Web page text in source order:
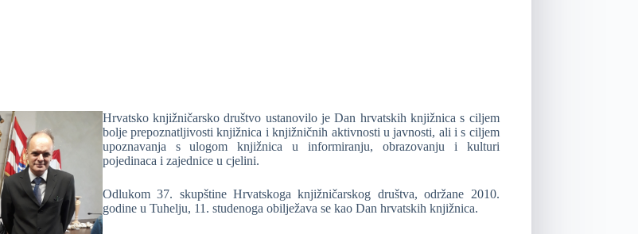
Hrvatsko knjižničarsko društvo ustanovilo je Dan hrvatskih knjižnica s ciljem
bolje prepoznatljivosti knjižnica i knjižničnih aktivnosti u javnosti, ali i s ciljem
upoznavanja s ulogom knjižnica u informiranju, obrazovanju i kulturi
pojedinaca i zajednice u cjelini.
Odlukom 37. skupštine Hrvatskoga knjižničarskog društva, održane 2010.
godine u Tuhelju, 11. studenoga obilježava se kao Dan hrvatskih knjižnica.